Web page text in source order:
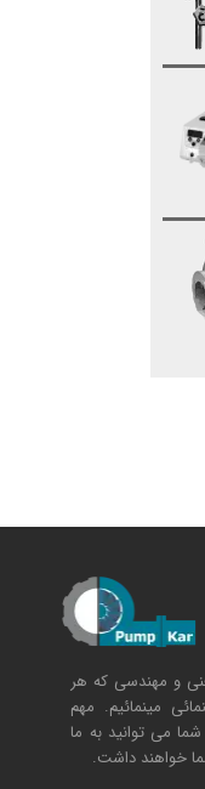
و مهندسی که هر
مینمائیم. مهم
می توانید به ما
خواهند داشت.